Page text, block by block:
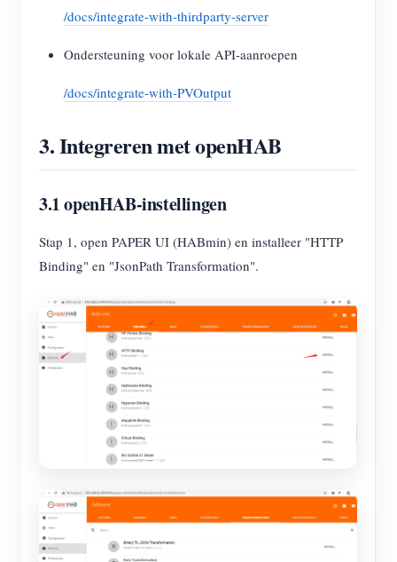
Site verkennen
PV-ranglijst
/docs/integrate-with-thirdparty-server
Ondersteuning voor lokale API-aanroepen
/docs/integrate-with-PVOutput
3. Integreren met openHAB
3.1 openHAB-instellingen
Stap 1, open PAPER UI (HABmin) en installeer "HTTP
Binding" en "JsonPath Transformation".